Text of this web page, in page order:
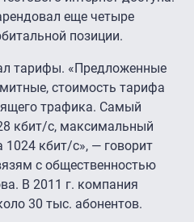
еще четыре
позиции.
тарифы. «Предложенные
стоимость тарифа
трафика. Самый
кбит/с, максимальный
кбит/с», — говорит
с общественностью
В 2011 г. компания
30 тыс. абонентов.